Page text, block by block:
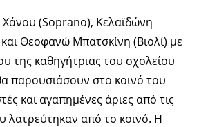
Χάνου (Soprano), Κελαϊδώνη
Θεοφανώ Μπατσκίνη (Βιολί) με
της καθηγήτριας του σχολείου
παρουσιάσουν στο κοινό του
και αγαπημένες άριες από τις
λατρεύτηκαν από το κοινό. Η